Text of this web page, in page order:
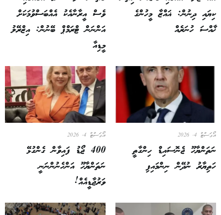
ކިޔައި ދިނުން: ޣައްޒާ މީހުންގެ
ޚާއްސަ ހުނަރެއް
ވެސް އީރާނާއެކު އެއްބަސްވުމަކަށް
އަންނަން ޓްރަމްޕް ބޭނުން: އިޒްރޭލު
މީޑިއާ
އޯގަސްޓް 4, 2026
ނަތަންޔާހޫ ޖެނޮސައިޑް ހިންގާތީ
ހަތިޔާރު ނުދޭން ނިންމައިފި
އޯގަސްޓް 4, 2026
400 ޖޯޑު ފައިވާން ގެންގުޅޭ
ނަތަންޔާހޫ އަންހެނުންނަނީ
ވަރުޖާޑީއެއް!